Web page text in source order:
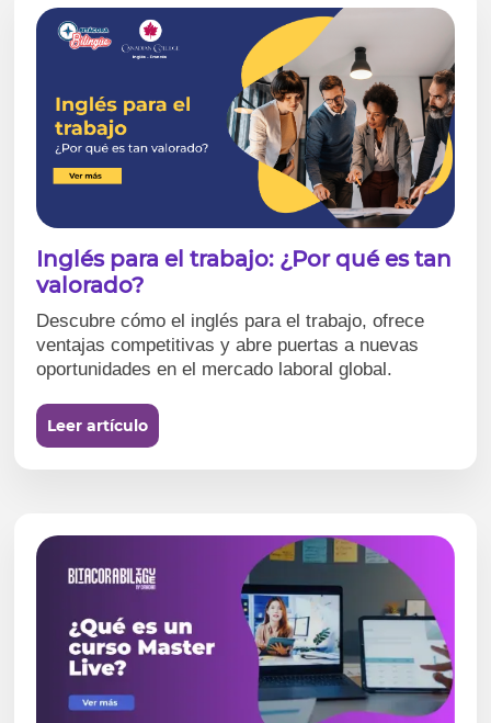
Inglés para el trabajo: ¿Por qué es tan
valorado?
Descubre cómo el inglés para el trabajo, ofrece
ventajas competitivas y abre puertas a nuevas
oportunidades en el mercado laboral global.
Leer artículo